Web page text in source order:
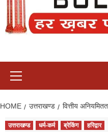
HOME उत्तराखण्ड वित्तीय
उत्तराखण्ड धर्म-कर्म ब्रेकिंग हरिद्वार